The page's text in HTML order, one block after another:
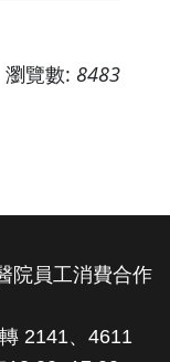
瀏覽數: 8483
院員工消費合作
2141、4611